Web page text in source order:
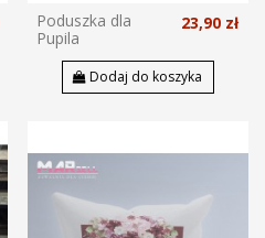
Poduszka dla
Pupila
23,90 zł
Dodaj do koszyka